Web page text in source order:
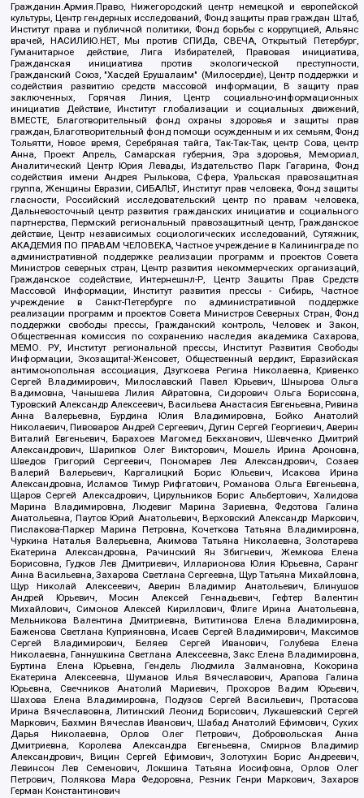
Гражданин.Армия.Право, Нижегородский центр немецкой и европейской
культуры, Центр гендерных исследований, Фонд защиты прав граждан Штаб,
Институт права и публичной политики, Фонд борьбы с коррупцией, Альянс
врачей, НАСИЛИЮ.НЕТ, Мы против СПИДа, СВЕЧА, Открытый Петербург,
Гуманитарное действие, Лига Избирателей, Правовая инициатива,
Гражданская инициатива против экологической преступности,
Гражданский Союз, "Хасдей Ерушалаим" (Милосердие), Центр поддержки и
содействия развитию средств массовой информации, В защиту прав
заключенных, Горячая Линия, Центр социально-информационных
инициатив Действие, Институт глобализации и социальных движений,
ВМЕСТЕ, Благотворительный фонд охраны здоровья и защиты прав
граждан, Благотворительный фонд помощи осужденным и их семьям, Фонд
Тольятти, Новое время, Серебряная тайга, Так-Так-Так, центр Сова, центр
Анна, Проект Апрель, Самарская губерния, Эра здоровья, Мемориал,
Аналитический Центр Юрия Левады, Издательство Парк Гагарина, Фонд
содействия имени Андрея Рылькова, Сфера, Уральская правозащитная
группа, Женщины Евразии, СИБАЛЬТ, Институт прав человека, Фонд защиты
гласности, Российский исследовательский центр по правам человека,
Дальневосточный центр развития гражданских инициатив и социального
партнерства, Пермский региональный правозащитный центр, Гражданское
действие, Центр независимых социологических исследований, Сутяжник,
АКАДЕМИЯ ПО ПРАВАМ ЧЕЛОВЕКА, Частное учреждение в Калининграде по
административной поддержке реализации программ и проектов Совета
Министров северных стран, Центр развития некоммерческих организаций,
Гражданское содействие, Интернешнл-Р, Центр Защиты Прав Средств
Массовой Информации, Институт развития прессы - Сибирь, Частное
учреждение в Санкт-Петербурге по административной поддержке
реализации программ и проектов Совета Министров Северных Стран, Фонд
поддержки свободы прессы, Гражданский контроль, Человек и Закон,
Общественная комиссия по сохранению наследия академика Сахарова,
МЕМО. РУ, Институт региональной прессы, Институт Развития Свободы
Информации, Экозащита!-Женсовет, Общественный вердикт, Евразийская
антимонопольная ассоциация, Дзугкоева Регина Николаевна, Кривенко
Сергей Владимирович, Милославский Павел Юрьевич, Шнырова Ольга
Вадимовна, Чанышева Лилия Айратовна, Сидорович Ольга Борисовна,
Туровский Александр Алексеевич, Васильева Анастасия Евгеньевна, Ривина
Анна Валерьевна, Бурдина Юлия Владимировна, Бойко Анатолий
Николаевич, Пивоваров Андрей Сергеевич, Дугин Сергей Георгиевич, Аверин
Виталий Евгеньевич, Барахоев Магомед Бекханович, Шевченко Дмитрий
Александрович, Шарипков Олег Викторович, Мошель Ирина Ароновна,
Шведов Григорий Сергеевич, Пономарев Лев Александрович, Созаев
Валерий Валерьевич, Каргалицкий Борис Юльевич, Исакова Ирина
Александровна, Исламов Тимур Рифгатович, Романова Ольга Евгеньевна,
Щаров Сергей Алексадрович, Цирульников Борис Альбертович, Халидова
Марина Владимировна, Людевиг Марина Зариевна, Федотова Галина
Анатольевна, Паутов Юрий Анатольевич, Верховский Александр Маркович,
Пислакова-Паркер Марина Петровна, Кочеткова Татьяна Владимировна,
Чуркина Наталья Валерьевна, Акимова Татьяна Николаевна, Золотарева
Екатерина Александровна, Рачинский Ян Збигневич, Жемкова Елена
Борисовна, Гудков Лев Дмитриевич, Илларионова Юлия Юрьевна, Саранг
Анна Васильевна, Захарова Светлана Сергеевна, Щур Татьяна Михайловна,
Щур Николай Алексеевич, Аверин Владимир Анатольевич, Блинушов
Андрей Юрьевич, Мосин Алексей Геннадьевич, Гефтер Валентин
Михайлович, Симонов Алексей Кириллович, Флиге Ирина Анатольевна,
Мельникова Валентина Дмитриевна, Вититинова Елена Владимировна,
Баженова Светлана Куприяновна, Исаев Сергей Владимирович, Максимов
Сергей Владимирович, Беляев Сергей Иванович, Голубева Елена
Николаевна, Ганнушкина Светлана Алексеевна, Закс Елена Владимировна,
Буртина Елена Юрьевна, Гендель Людмила Залмановна, Кокорина
Екатерина Алексеевна, Шуманов Илья Вячеславович, Арапова Галина
Юрьевна, Свечников Анатолий Мариевич, Прохоров Вадим Юрьевич,
Шахова Елена Владимировна, Подузов Сергей Васильевич, Протасова
Ирина Вячеславовна, Литинский Леонид Борисович, Лукашевский Сергей
Маркович, Бахмин Вячеслав Иванович, Шабад Анатолий Ефимович, Сухих
Дарья Николаевна, Орлов Олег Петрович, Добровольская Анна
Дмитриевна, Королева Александра Евгеньевна, Смирнов Владимир
Александрович, Вицин Сергей Ефимович, Золотухин Борис Андреевич,
Левинсон Лев Семенович, Локшина Татьяна Иосифовна, Орлов Олег
Петрович, Полякова Мара Федоровна, Резник Генри Маркович, Захаров
Герман Константинович